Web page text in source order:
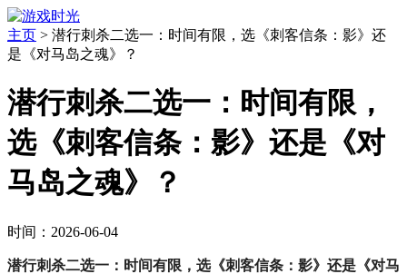
主页 > 潜行刺杀二选一：时间有限，选《刺客信条：影》还
是《对马岛之魂》？
潜行刺杀二选一：时间有限，
选《刺客信条：影》还是《对
马岛之魂》？
时间：2026-06-04
潜行刺杀二选一：时间有限，选《刺客信条：影》还是《对马